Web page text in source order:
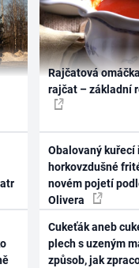
Rajčatová
rajčat – základní
Obalovaný kuřecí
horkovzdušné
novém pojetí
Olivera
Cukeťák aneb
plech s uzeným
způsob, jak